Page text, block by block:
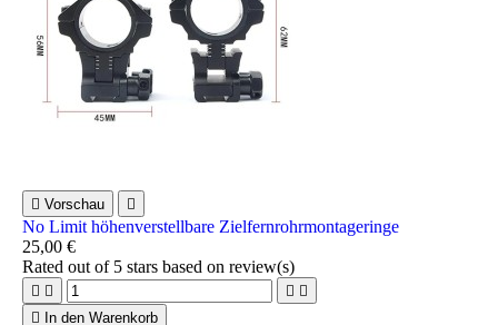
 Vorschau 
No Limit höhenverstellbare Zielfernrohrmontageringe
25,00 €
Rated out of 5 stars based on review(s)
   

In den Warenkorb